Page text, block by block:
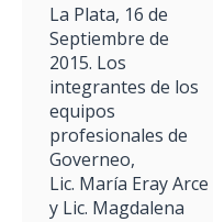
La Plata, 16 de
Septiembre de
2015. Los
integrantes de los
equipos
profesionales de
Governeo,
Lic. María Eray Arce
y Lic. Magdalena